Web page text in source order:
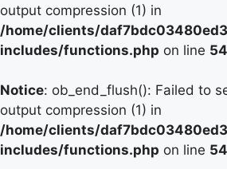
output compression (1) in
/home/clients/
includes/functions.php on line
Notice: ob_end_flush(): Failed to
output compression (1) in
/home/clients/
includes/functions.php on line